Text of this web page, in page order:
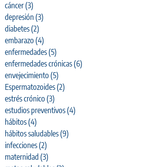
cáncer(3)
depresión (3)
diabetes(2)
embarazo (4)
enfermedades(5)
enfermedades crónicas(6)
envejecimiento (5)
Espermatozoides(2)
estrés crónico (3)
estudios preventivos(4)
hábitos(4)
hábitos saludables(9)
infecciones(2)
maternidad (3)